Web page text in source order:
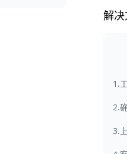
解
1.
2.
3.